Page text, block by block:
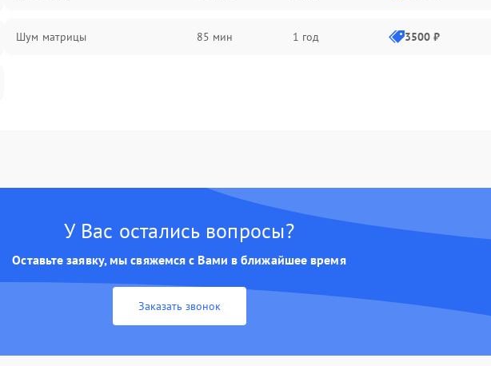
Шум матрицы 85 мин 1 год 3500 ₽
У Вас остались вопросы?
Оставьте заявку, мы свяжемся с Вами в ближайшее время
Заказать звонок